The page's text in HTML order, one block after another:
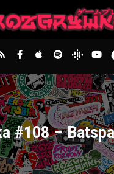
#108 –